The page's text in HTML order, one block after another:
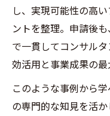
し、実現可能性の高
ントを整理。申請後
で一貫してコンサル
効活用と事業成果の最
このような事例から
の専門的な知見を活